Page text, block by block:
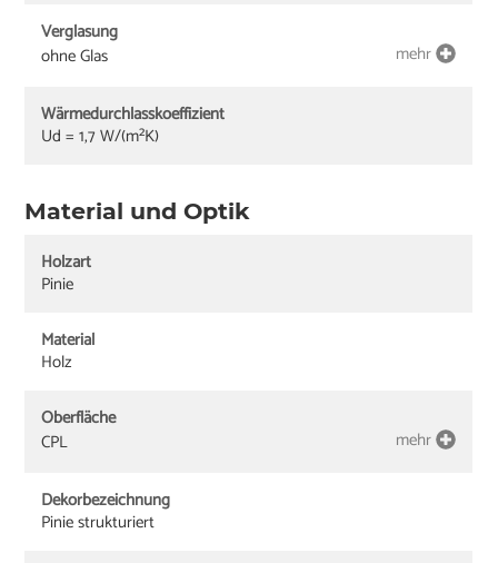
Verglasung
ohne Glas
mehr
Wärmedurchlasskoeffizient
Ud = 1,7 W/(m²K)
Material und Optik
Holzart
Pinie
Material
Holz
Oberfläche
CPL
mehr
Dekorbezeichnung
Pinie strukturiert